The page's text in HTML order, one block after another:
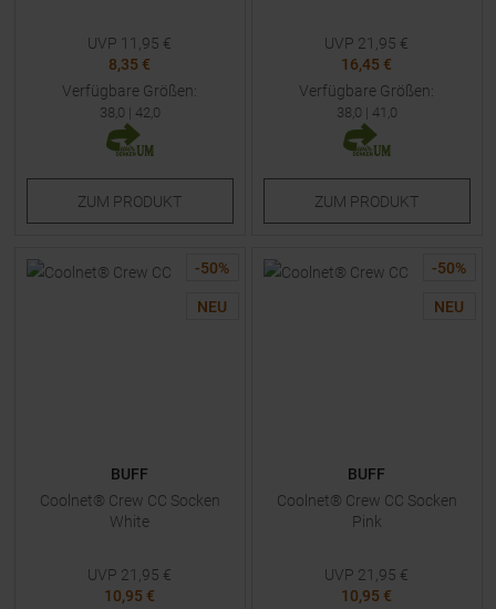
UVP 11,95 €
8,35 €
Verfügbare Größen:
38,0 | 42,0
ZUM PRODUKT
UVP 21,95 €
16,45 €
Verfügbare Größen:
38,0 | 41,0
ZUM PRODUKT
-50%
NEU
BUFF
Coolnet® Crew CC Socken
White
UVP 21,95 €
10,95 €
-50%
NEU
BUFF
Coolnet® Crew CC Socken
Pink
UVP 21,95 €
10,95 €